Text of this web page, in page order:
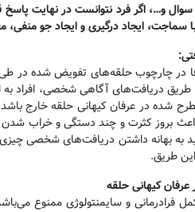
و…، اگر فرد نتوانست در نهایت
سماجت، ایجاد درگیری و ایجاد جو
:
چارچوب حلقه‌های تفویض شده در طی
طریق دریافت‌های آگاهی شخصی، افراد
شده در عرفان کیهانی حلقه خارج باشد.
بروز کثرت و چند دستگی و خراب شدن
به بهانه داشتن دریافت‌های شخصی
طریق.
عرفان کیهانی حلقه
فرادرمانی و سایمنتولوژی ممنوع